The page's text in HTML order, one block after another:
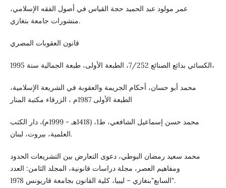
عمر مولود عبد الحميد حجة القياس في أصول الفقه الإسلامي،
منشورات جامعة بنغازي.
قانون العقوبات المصري
الكسائي بدائع الصنائع 7/252، الطبعة الأولى، طبعة الجمالية سنة 1995،
محمد أبو حسان، أحكام الجريمة والعقوبة في الشريعة الإسلامية،
الطبعة الأولى 1987م ، الزرقاء مكتبة المنار
محمد حسن إسماعيل الشافعي، ط1، (1418هـ - 1999م)، دار الكتب
العلمية، بيروت، لبنان.
محمد سعيد رمضان البوطي، دعوى التعارض بين التشريعات الحدود
ومفاهيم العصر، مجلة دراسات قانونية، المجلد الثامن: العدد
السابع"بنغازي – ليبيا، كلية القانون بجامعة قاريونس 1978".